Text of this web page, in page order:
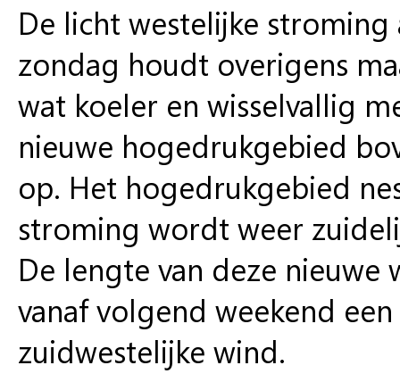
De licht westelijke
zondag houdt overigens
wat koeler en wisselvallig
nieuwe hogedrukgebied
op. Het hogedrukgebied
stroming wordt weer
De lengte van deze nieuwe
vanaf volgend weekend
zuidwestelijke wind.